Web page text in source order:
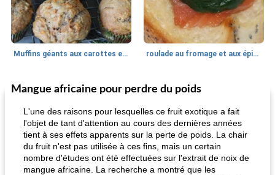
Muffins géants aux carottes et à la banane de Nif roulade au fromage et aux épinards
30min
Marques de confiance: recettes et
astuces
Viande et volaille
Mangue africaine pour perdre du poids
L'une des raisons pour lesquelles ce fruit exotique a fait
l'objet de tant d'attention au cours des dernières années
tient à ses effets apparents sur la perte de poids. La chair
du fruit n'est pas utilisée à ces fins, mais un certain
nombre d'études ont été effectuées sur l'extrait de noix de
mangue africaine. La recherche a montré que les